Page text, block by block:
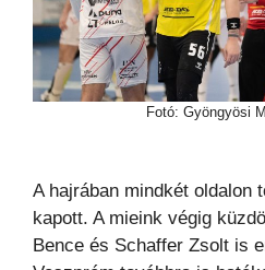
Fotó: Gyöngyösi
A hajrában mindkét oldalon
kapott. A mieink végig
Bence és Schaffer Zsolt is